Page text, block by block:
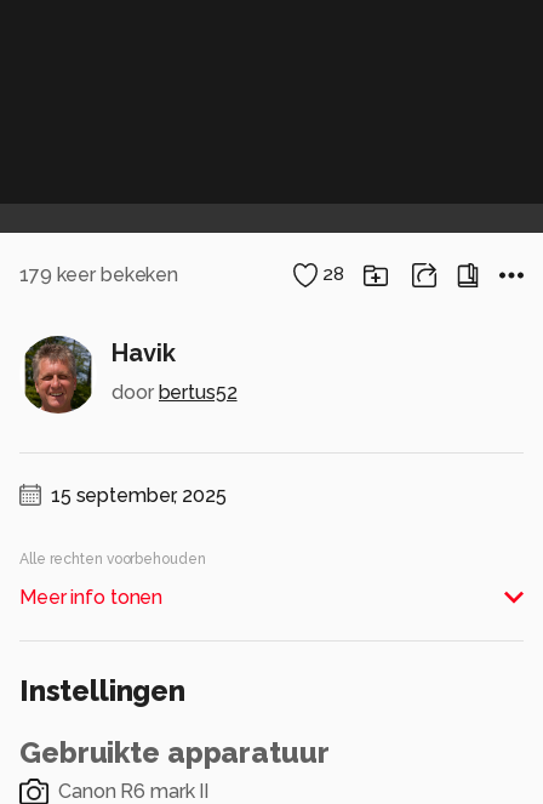
179 keer bekeken 28
Havik
door bertus52
15 september, 2025
Alle rechten voorbehouden
Meer info tonen
Instellingen
Gebruikte apparatuur
Canon R6 mark II